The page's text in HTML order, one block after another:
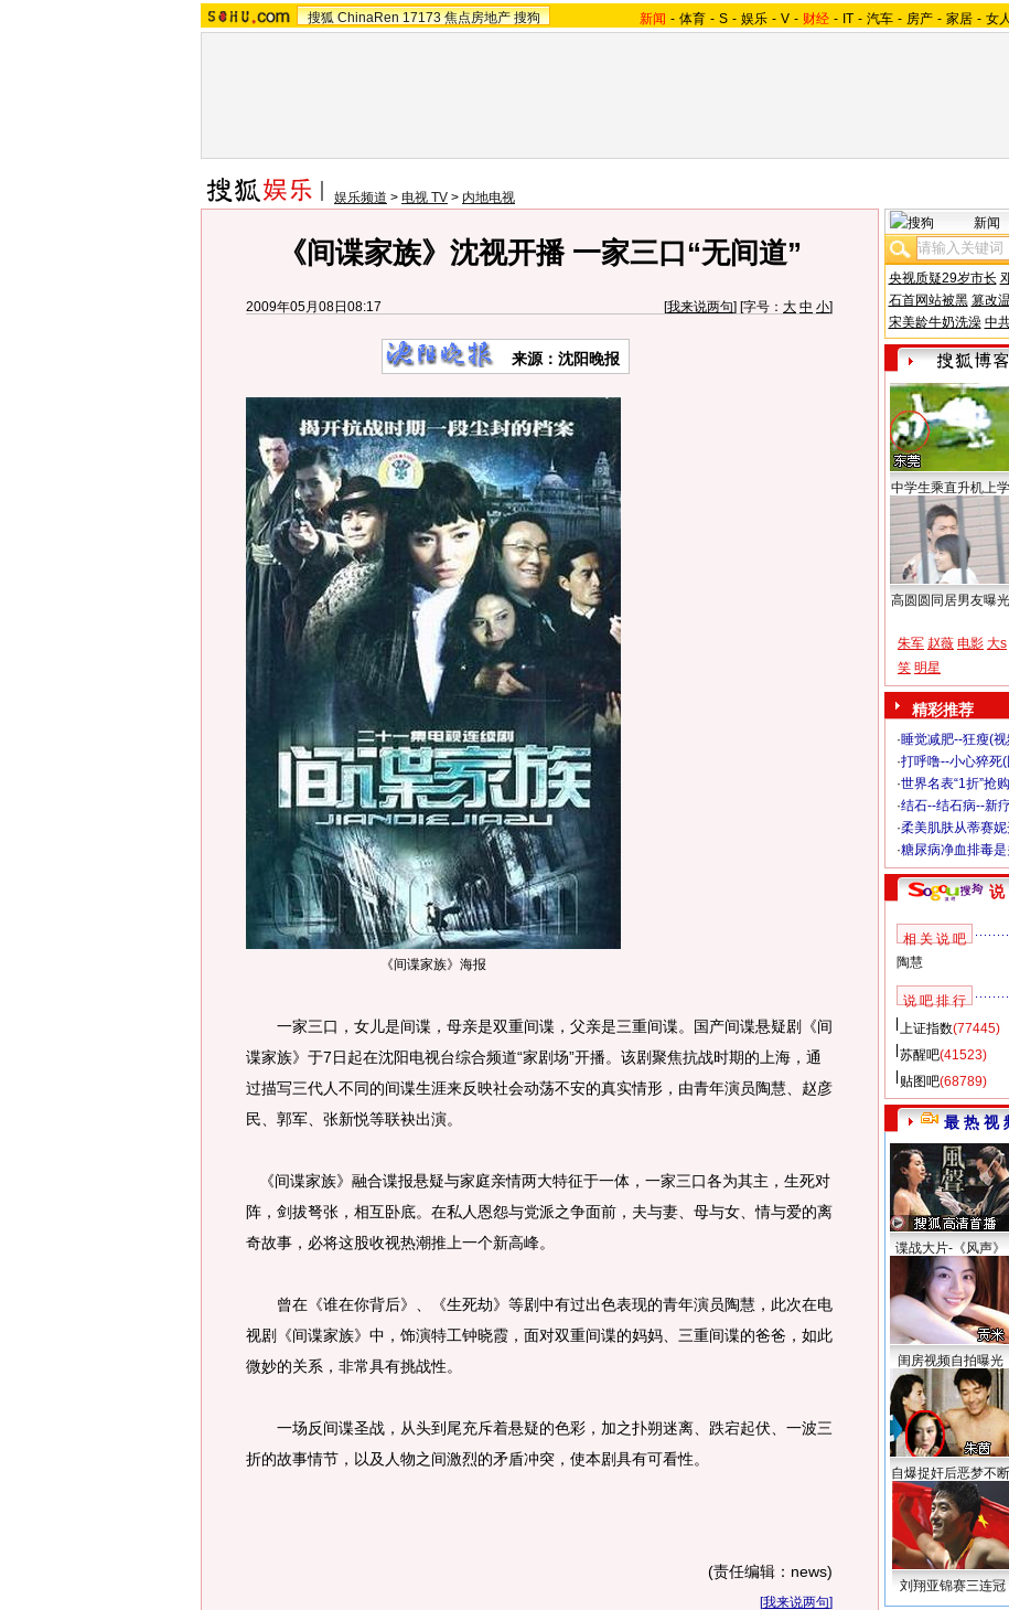
搜狐 ChinaRen 17173 焦点房地产 搜狗 新闻 - 体育 - S - 娱乐 - V - 财经 - IT - 汽车 - 房产 - 家居 - 女人
娱乐频道 > 电视 TV > 内地电视
《间谍家族》沈视开播 一家三口“无间道”
2009年05月08日08:17 [我来说两句] [字号： 大 中 小]
来源： 沈阳晚报
《间谍家族》海报
一家三口，女儿是间谍，母亲是双重间谍，父亲是三重间谍。国产间谍悬疑剧《间
谍家族》于7日起在沈阳电视台综合频道“家剧场”开播。该剧聚焦抗战时期的上海，通
过描写三代人不同的间谍生涯来反映社会动荡不安的真实情形，由青年演员陶慧、赵彦
民、郭军、张新悦等联袂出演。
《间谍家族》融合谍报悬疑与家庭亲情两大特征于一体，一家三口各为其主，生死对
阵，剑拔弩张，相互卧底。在私人恩怨与党派之争面前，夫与妻、母与女、情与爱的离
奇故事，必将这股收视热潮推上一个新高峰。
曾在《谁在你背后》、《生死劫》等剧中有过出色表现的青年演员陶慧，此次在电
视剧《间谍家族》中，饰演特工钟晓霞，面对双重间谍的妈妈、三重间谍的爸爸，如此
微妙的关系，非常具有挑战性。
一场反间谍圣战，从头到尾充斥着悬疑的色彩，加之扑朔迷离、跌宕起伏、一波三
折的故事情节，以及人物之间激烈的矛盾冲突，使本剧具有可看性。
(责任编辑：news)
[我来说两句]
新闻
央视质疑29岁市长
石首网站被黑 篡改
宋美龄牛奶洗澡 中
中学生乘直升机上学
高圆圆同居男友曝光
朱军 赵薇 电影 大s
笑 明星
精彩推荐
·睡觉减肥--狂瘦(
·打呼噜--小心猝死
·世界名表“1折”抢购
·结石--结石病--新
·柔美肌肤从蒂赛
·糖尿病净血排毒
说
相 关 说 吧
陶慧
说 吧 排 行
上证指数(77445)
苏醒吧(41523)
贴图吧(68789)
最 热 视
谍战大片-《风声》
闺房视频自拍曝光
自爆捉奸后恶梦不断
刘翔亚锦赛三连冠